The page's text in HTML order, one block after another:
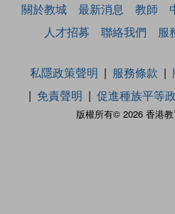
關於教城 最新消息 教師
人才招募
聯絡我們 服
版權所有© 2026 香港
私隱政策聲明 服務條款
免責聲明
促進種族平等